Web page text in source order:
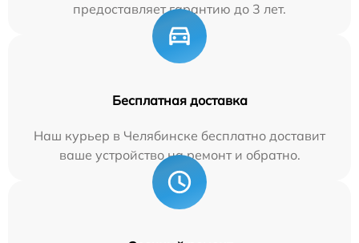
предоставляет гарантию до 3 лет.
Бесплатная доставка
Наш курьер в Челябинске бесплатно доставит
ваше устройство на ремонт и обратно.